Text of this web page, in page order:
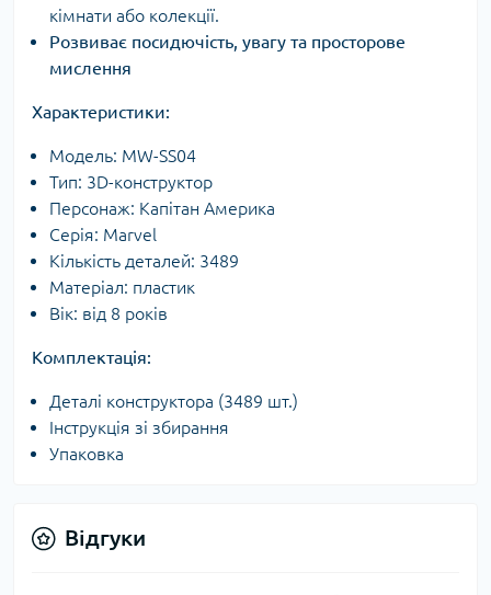
кімнати або колекції.
Розвиває посидючість, увагу та просторове
мислення
Характеристики:
Модель: MW-SS04
Тип: 3D-конструктор
Персонаж: Капітан Америка
Серія: Marvel
Кількість деталей: 3489
Матеріал: пластик
Вік: від 8 років
Комплектація:
Деталі конструктора (3489 шт.)
Інструкція зі збирання
Упаковка
Відгуки